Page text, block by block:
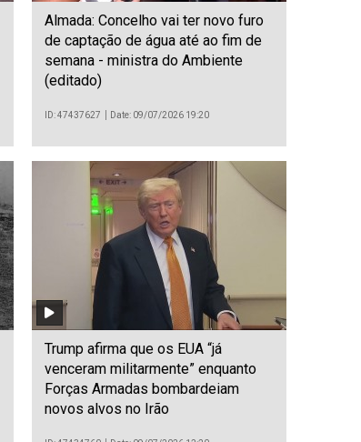
Almada: Concelho vai ter novo furo
de captação de água até ao fim de
semana - ministra do Ambiente
(editado)
ID: 47437627 Date: 09/07/2026 19:20
Trump afirma que os EUA “já
venceram militarmente” enquanto
Forças Armadas bombardeiam
novos alvos no Irão